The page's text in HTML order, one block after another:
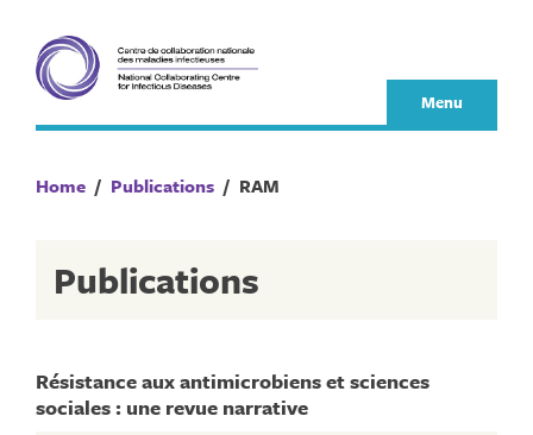
content
Menu
Home / Publications / RAM
Publications
Résistance aux antimicrobiens et sciences
sociales : une revue narrative